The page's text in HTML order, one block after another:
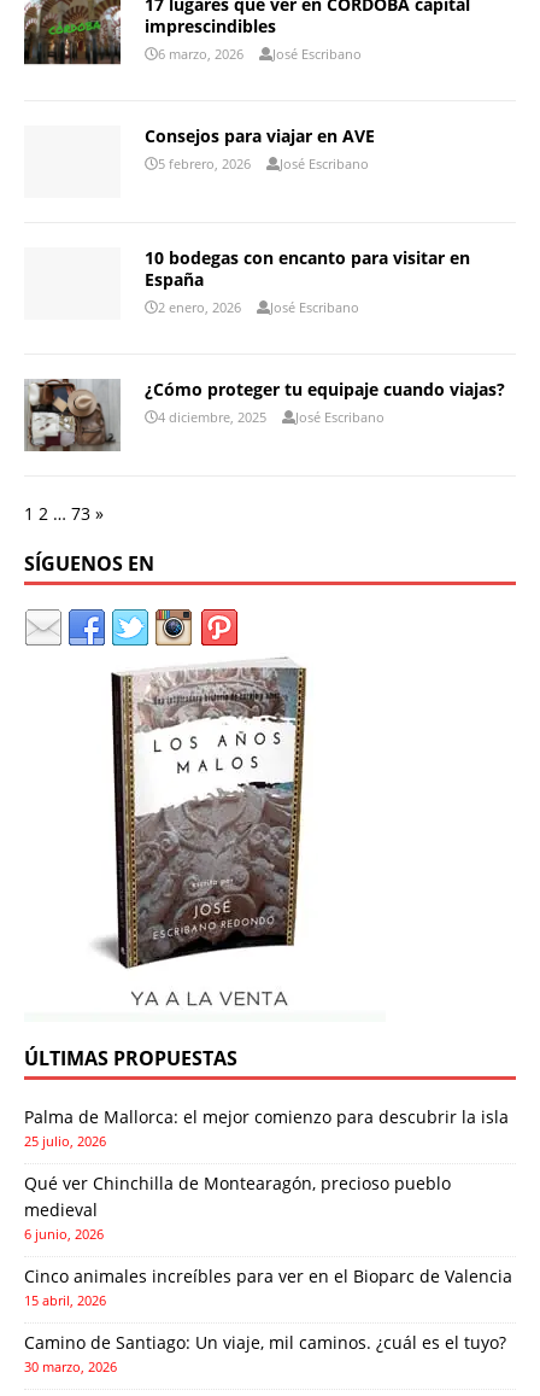
imprescindibles
6 marzo, 2026 José Escribano
Consejos para viajar en AVE
5 febrero, 2026 José Escribano
10 bodegas con encanto para visitar en
España
2 enero, 2026 José Escribano
¿Cómo proteger tu equipaje cuando viajas?
4 diciembre, 2025 José Escribano
1 2 … 73 »
SÍGUENOS EN
ÚLTIMAS PROPUESTAS
Palma de Mallorca: el mejor comienzo para descubrir la isla
25 julio, 2026
Qué ver Chinchilla de Montearagón, precioso pueblo
medieval
6 junio, 2026
Cinco animales increíbles para ver en el Bioparc de Valencia
15 abril, 2026
Camino de Santiago: Un viaje, mil caminos. ¿cuál es el tuyo?
30 marzo, 2026